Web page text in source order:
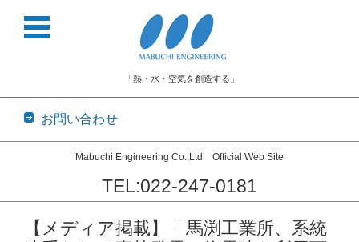
「熱・水・空気を創造する」
お問い合わせ
Mabuchi Engineering Co.,Ltd Official Web Site
TEL:022-247-0181
コンテンツに移動
【メディア掲載】「馬渕工業所、系統